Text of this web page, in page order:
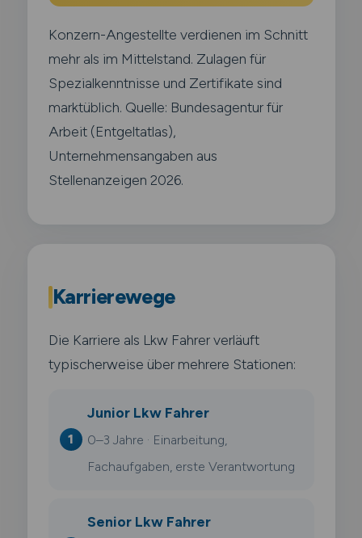
Konzern-Angestellte verdienen im Schnitt
mehr als im Mittelstand. Zulagen für
Spezialkenntnisse und Zertifikate sind
marktüblich. Quelle: Bundesagentur für
Arbeit (Entgeltatlas),
Unternehmensangaben aus
Stellenanzeigen 2026.
Karrierewege
Die Karriere als Lkw Fahrer verläuft
typischerweise über mehrere Stationen:
Junior Lkw Fahrer
0–3 Jahre · Einarbeitung,
Fachaufgaben, erste Verantwortung
Senior Lkw Fahrer